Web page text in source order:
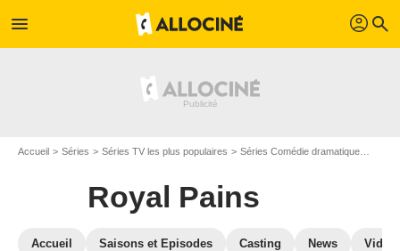
menu profil search
Accueil Séries Séries TV les plus populaires Séries Comédie dramatique
Royal Pains
Accueil Saisons et Episodes Casting News